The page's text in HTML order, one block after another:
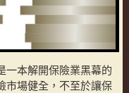
一本解開保險業黑幕的
市場健全，不至於讓保